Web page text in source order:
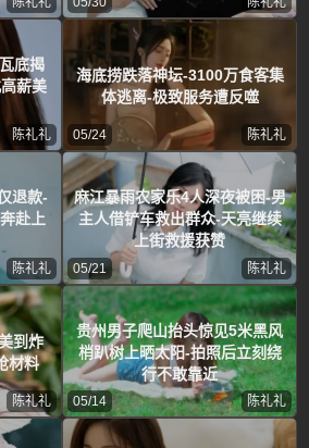
底揭
薪美
陈礼礼
海底捞跌落神坛-3100万食客集
体逃离-极致服务遭反噬
05/24 陈礼礼
退款-
赴上
陈礼礼
麻江暴雨农家乐4人深夜被困-男
主人借铲车救出群众-天亮继续
上街救援获赞
05/21 陈礼礼
到炸
材料
陈礼礼
贵州男子爬山抬头惊见5米黑风
梢趴树上晒太阳-拍照后立刻绕
行不敢靠近
05/14 陈礼礼